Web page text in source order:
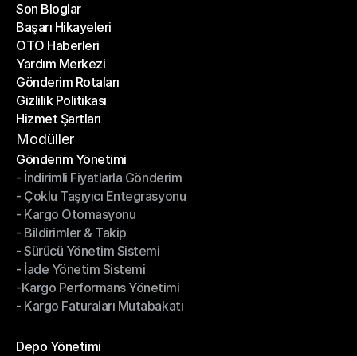
Son Bloglar
Son Bloglar
Başarı Hikayeleri
Başarı Hikayeleri
OTO Haberleri
OTO Haberleri
Yardım Merkezi
Yardım Merkezi
Gönderim Rotaları
Gönderim Rotaları
Gizlilik Politikası
Gizlilik Politikası
Hizmet Şartları
Hizmet Şartları
Modüller
Gönderim Yönetimi
Gönderim Yönetimi
- İndirimli Fiyatlarla Gönderim
- İndirimli Fiyatlarla Gönderim
- Çoklu Taşıyıcı Entegrasyonu
- Çoklu Taşıyıcı Entegrasyonu
- Kargo Otomasyonu
- Kargo Otomasyonu
- Bildirimler & Takip
- Bildirimler & Takip
- Sürücü Yönetim Sistemi
- Sürücü Yönetim Sistemi
- İade Yönetim Sistemi
- İade Yönetim Sistemi
-Kargo Performans Yönetimi
-Kargo Performans Yönetimi
- Kargo Faturaları Mutabakatı
Depo Yönetimi